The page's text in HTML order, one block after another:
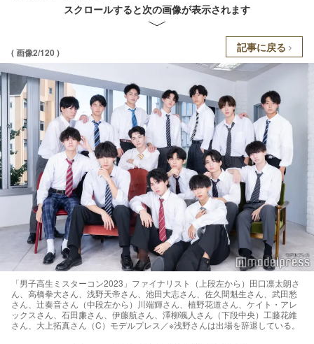
スクロールすると次の画像が表示されます
( 画像2/120 ) 記事に戻る
「男子高生ミスターコン2023」ファイナリスト（上段左から）田口凛太朗さ
ん、高橋拳大さん、浅野天帝さん、池田大志さん、佐久間魁生さん、武田愁
さん、辻奏音さん（中段左から）川端輝さん、植野花道さん、ケイト・アレ
ックスさん、石田廉さん、伊藤航さん、澤柳颯人さん（下段中央）工藤花維
さん、大上拓真さん（C）モデルプレス／※浅野さんは出場を辞退している。